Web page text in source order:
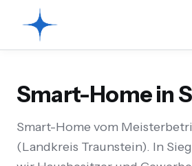
Smart-Home in
Smart-Home vom
(Landkreis Traunstein). In